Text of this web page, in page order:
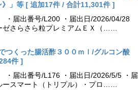
」等 [ 追加17件 / 合計11,301件 ]
・届出番号/L200 ・届出日/2026/04/28
ゼさらさら粒プレミアムＥＸ（……
つくった腸活酢３００ｍｌ/グルコン酸
件 ]
・届出番号/L176 ・届出日/2026/5/5 ・届
ースマート（トリプル）・プロ……